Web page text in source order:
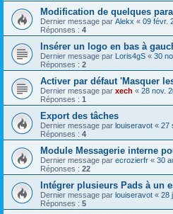
Modification de quelques
Dernier message par Alekx « 09 févr.
Réponses : 4
Insérer un logo en bas à
Dernier message par Loris4gS « 30
Réponses : 2
Activer par défaut 'Masquer
Dernier message par xech « 28 nov.
Réponses : 1
Export des tâches
Dernier message par louiseravot « 27
Réponses : 4
Module Messagerie interne
Dernier message par ecrozierfr « 30
Réponses : 22
Intégrer plusieurs Pads à un
Dernier message par louiseravot « 28
Réponses : 5